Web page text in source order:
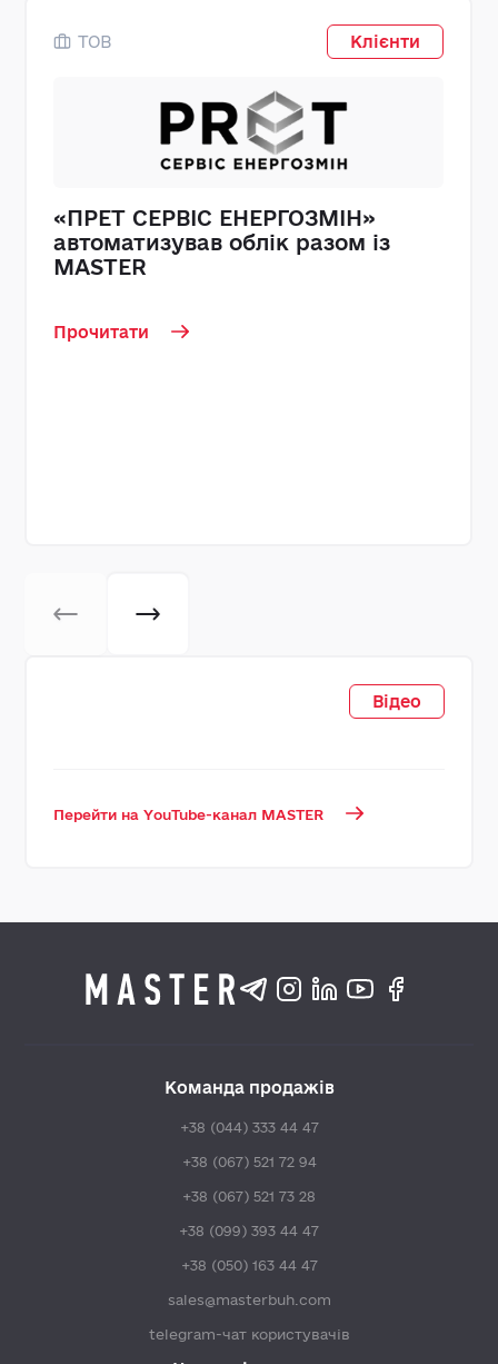
ТОВ Клієнти
«ПРЕТ СЕРВІС ЕНЕРГОЗМІН»
автоматизував облік разом із
MASTER
Прочитати
Відео
Перейти на YouTube-канал MASTER
Команда продажів
+38 (044) 333 44 47
+38 (067) 521 72 94
+38 (067) 521 73 28
+38 (099) 393 44 47
+38 (050) 163 44 47
sales@masterbuh.com
telegram-чат користувачів